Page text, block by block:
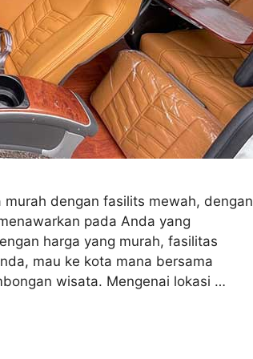
dengan fasilits mewah, dengan
pada Anda yang
harga yang murah, fasilitas
mau ke kota mana bersama
wisata. Mengenai lokasi …